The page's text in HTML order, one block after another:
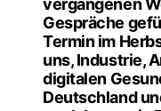
vergangenen
Gespräche
Termin im
uns, Industrie,
digitalen
Deutschland